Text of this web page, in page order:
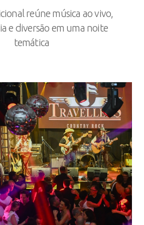
reúne música ao vivo,
e diversão em uma noite
temática